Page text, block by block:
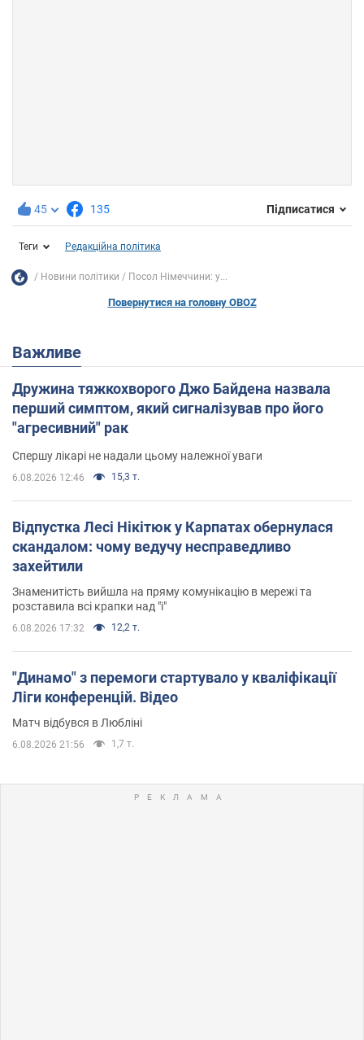
45 135 Підписатися
Теги Редакційна політика
Новини політики Посол Німеччини: у...
Повернутися на головну OBOZ
Важливе
Дружина тяжкохворого Джо Байдена назвала
перший симптом, який сигналізував про його
"агресивний" рак
Спершу лікарі не надали цьому належної уваги
6.08.2026 12:46 15,3 т.
Відпустка Лесі Нікітюк у Карпатах обернулася
скандалом: чому ведучу несправедливо
захейтили
Знаменитість вийшла на пряму комунікацію в мережі та
розставила всі крапки над "і"
6.08.2026 17:32 12,2 т.
"Динамо" з перемоги стартувало у кваліфікації
Ліги конференцій. Відео
Матч відбувся в Любліні
6.08.2026 21:56 1,7 т.